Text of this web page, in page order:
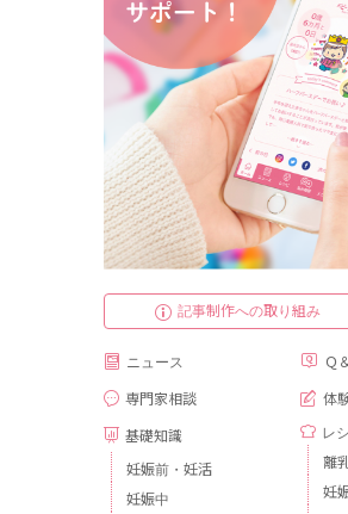
記事制作への取り組み
ニュース
専門家相談
基礎知識
妊娠前・妊活
妊娠中
Ｑ
体
レ
離
妊